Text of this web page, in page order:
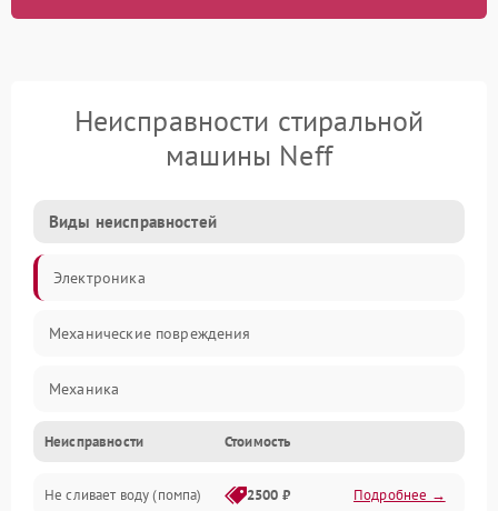
Неисправности стиральной
машины Neff
Виды неисправностей
Электроника
Механические повреждения
Механика
Электропитание
Водоснабжение
Неисправности Стоимость
Не сливает воду (помпа) 2500 ₽ Подробнее →